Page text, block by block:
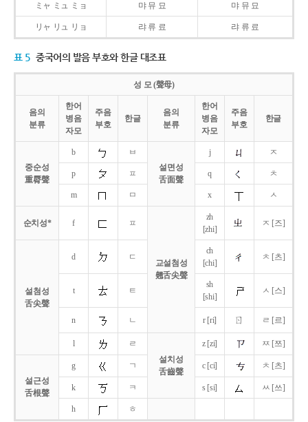
ミャ ミュ ミョ 먀 뮤 묘 먀 뮤 묘
リャ リュ リョ 랴 류 료 랴 류 료
표 5 중국어의 발음 부호와 한글 대조표
성 모 (聲母)
음의
분류
한어
병음
자모
주음
부호
한글
음의
분류
한어
병음
자모
주음
부호
한글
중순성
重脣聲
b
ㅂ
설면성
舌面聲
j ㅈ
p ㅍ q ㅊ
m ㅁ x ㅅ
순치성* f ㅍ
교설첨성
翹舌尖聲
zh
[zhi]
ㅈ [즈]
설첨성
舌尖聲
d ㄷ
ch
[chi]
ㅊ [츠]
t ㅌ
sh
[shi]
ㅅ [스]
n ㄴ r [ri] ㄖ ㄹ [르]
l
ㄹ
설치성
舌齒聲
z [zi] ㅉ [쯔]
설근성
舌根聲
g ㄱ c [ci] ㅊ [츠]
k ㅋ s [si] ㅆ [쓰]
h ㅎ